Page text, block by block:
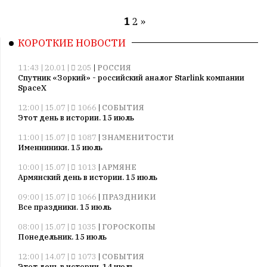
1 2 »
КОРОТКИЕ НОВОСТИ
11:43 | 20.01 | 205 | РОССИЯ
Спутник «Зоркий» - российский аналог Starlink компании
SpaceX
12:00 | 15.07 |
1066 | СОБЫТИЯ
Этот день в истории. 15 июль
11:00 | 15.07 |
1087 | ЗНАМЕНИТОСТИ
Именниники. 15 июль
10:00 | 15.07 |
1013 | АРМЯНЕ
Армянский день в истории. 15 июль
09:00 | 15.07 |
1066 | ПРАЗДНИКИ
Все праздники. 15 июль
08:00 | 15.07 |
1035 | ГОРОСКОПЫ
Понедельник. 15 июль
12:00 | 14.07 |
1073 | СОБЫТИЯ